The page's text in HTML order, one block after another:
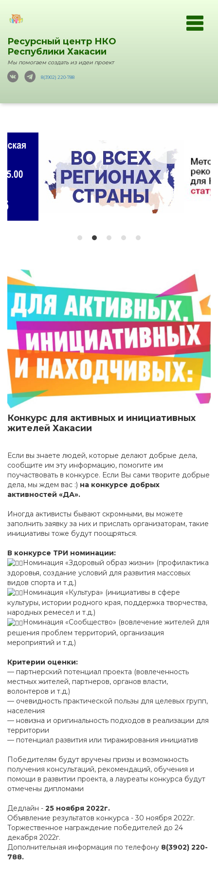
Ресурсный центр НКО
Республики Хакасии
Мы помогаем создать из идеи проект
8(3902) 220-788
Конкурс для активных и инициативных
жителей Хакасии
Если вы знаете людей, которые делают добрые дела,
сообщите им эту информацию, помогите им
поучаствовать в конкурсе. Если Вы сами творите добрые
дела, мы ждем вас :) на конкурсе добрых
активностей «ДА».
Иногда активисты бывают скромными, вы можете
заполнить заявку за них и прислать организаторам, такие
инициативы тоже будут поощряться.
В конкурсе ТРИ номинации:
Номинация «Здоровый образ жизни» (профилактика
здоровья, создание условий для развития массовых
видов спорта и т.д.)
Номинация «Культура» (инициативы в сфере
культуры, истории родного края, поддержка творчества,
народных ремесел и т.д.)
Номинация «Сообщество» (вовлечение жителей для
решения проблем территорий, организация
мероприятий и т.д.)
Критерии оценки:
— партнерский потенциал проекта (вовлеченность
местных жителей, партнеров, органов власти,
волонтеров и т.д.)
— очевидность практической пользы для целевых групп,
населения
— новизна и оригинальность подходов в реализации для
территории
— потенциал развития или тиражирования инициатив
Победителям будут вручены призы и возможность
получения консультаций, рекомендаций, обучения и
помощи в развитии проекта, а лауреаты конкурса будут
отмечены дипломами
Дедлайн - 25 ноября 2022г.
Объявление результатов конкурса - 30 ноября 2022г.
Торжественное награждение победителей до 24
декабря 2022г.
Дополнительная информация по телефону 8(3902) 220-
788.